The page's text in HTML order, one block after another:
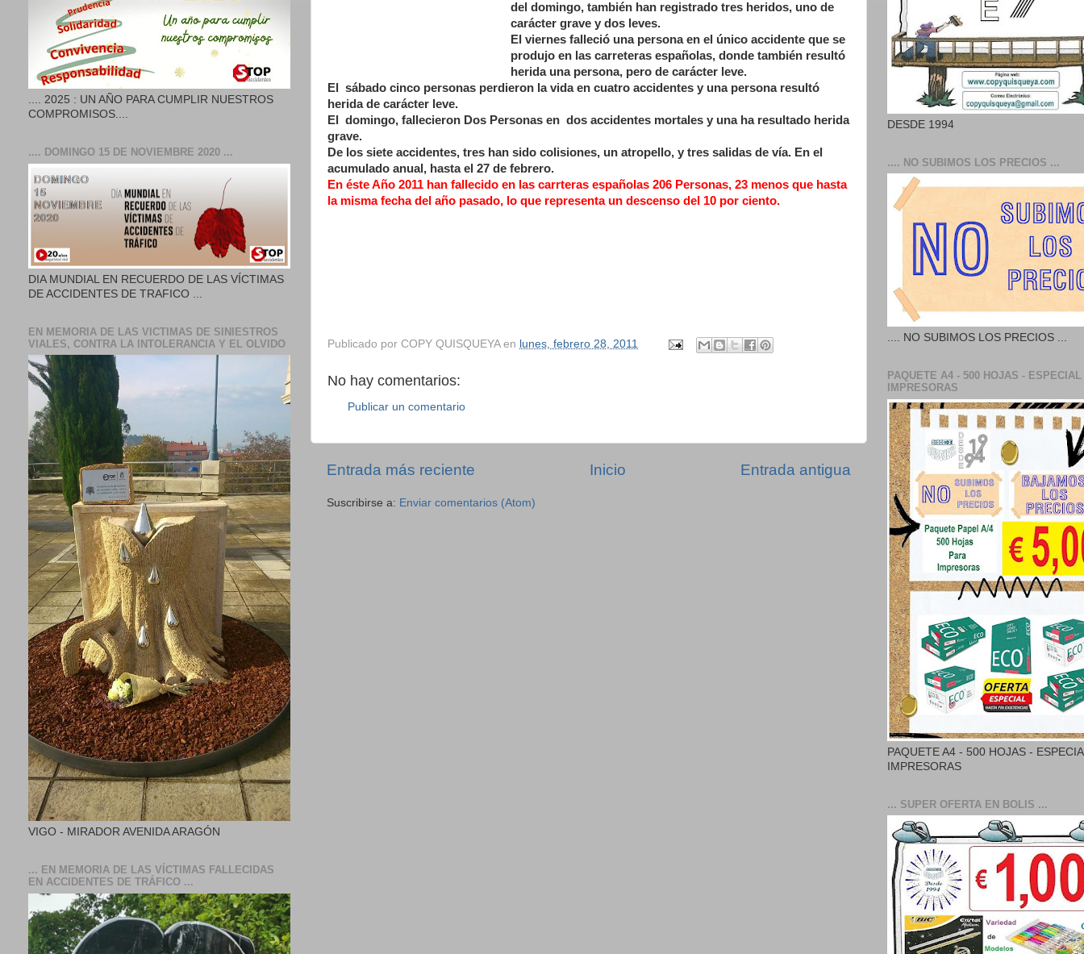
del domingo, también han registrado tres heridos, uno de
carácter grave y dos leves.
El viernes falleció una persona en el único accidente que se
produjo en las carreteras españolas, donde también resultó
herida una persona, pero de carácter leve.
El sábado cinco personas perdieron la vida en cuatro accidentes y una persona resultó
herida de carácter leve.
El domingo, fallecieron Dos Personas en dos accidentes mortales y una ha resultado herida
grave.
De los siete accidentes, tres han sido colisiones, un atropello, y tres salidas de vía. En el
acumulado anual, hasta el 27 de febrero.
En éste Año 2011 han fallecido en las carrteras españolas 206 Personas, 23 menos que hasta
la misma fecha del año pasado, lo que representa un descenso del 10 por ciento.
Publicado por COPY QUISQUEYA en lunes, febrero 28, 2011
No hay comentarios:
Publicar un comentario
Entrada más reciente Entrada antigua
Inicio
Suscribirse a: Enviar comentarios (Atom)
.... 2025 : UN AÑO PARA CUMPLIR NUESTROS
COMPROMISOS....
.... DOMINGO 15 DE NOVIEMBRE 2020 ...
DIA MUNDIAL EN RECUERDO DE LAS VÍCTIMAS
DE ACCIDENTES DE TRAFICO ...
EN MEMORIA DE LAS VICTIMAS DE SINIESTROS
VIALES, CONTRA LA INTOLERANCIA Y EL OLVIDO
VIGO - MIRADOR AVENIDA ARAGÓN
... EN MEMORIA DE LAS VÍCTIMAS FALLECIDAS
EN ACCIDENTES DE TRÁFICO ...
DESDE 1994
.... NO SUBIMOS LOS PRECIOS ...
.... NO SUBIMOS LOS PRECIOS ...
PAQUETE A4 - 500 HOJAS - ESPECIAL
IMPRESORAS
PAQUETE A4 - 500 HOJAS -
IMPRESORAS
... SUPER OFERTA EN BOLIS ...